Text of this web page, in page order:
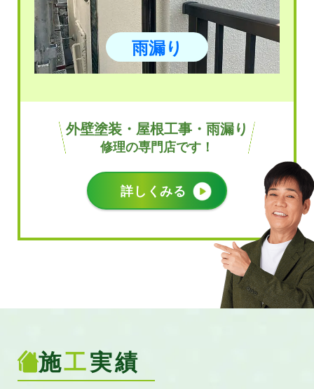
雨漏り
外壁塗装・屋根工事・雨漏り
修理の専門店です！
詳しくみる
施工実績